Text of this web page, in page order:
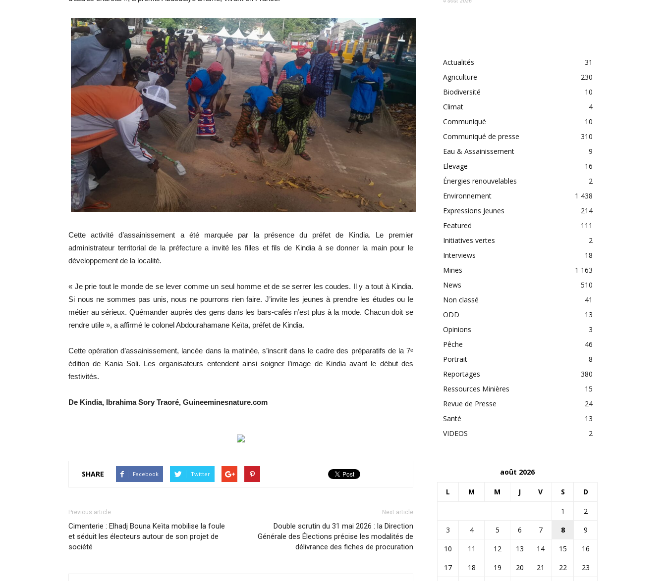
Cette activité d’assainissement a été marquée par la présence du préfet de Kindia. Le premier
administrateur territorial de la préfecture a invité les filles et fils de Kindia à se donner la main pour le
développement de la localité.
« Je prie tout le monde de se lever comme un seul homme et de se serrer les coudes. Il y a tout à Kindia.
Si nous ne sommes pas unis, nous ne pourrons rien faire. J’invite les jeunes à prendre les études ou le
métier au sérieux. Quémander auprès des gens dans les bars-cafés n’est plus à la mode. Chacun doit se
rendre utile », a affirmé le colonel Abdourahamane Keïta, préfet de Kindia.
Cette opération d’assainissement, lancée dans la matinée, s’inscrit dans le cadre des préparatifs de la 7ᵉ
édition de Kania Soli. Les organisateurs entendent ainsi soigner l’image de Kindia avant le début des
festivités.
De Kindia, Ibrahima Sory Traoré, Guineeminesnature.com
SHARE Facebook Twitter
Previous article
Cimenterie : Elhadj Bouna Keïta mobilise la foule
et séduit les électeurs autour de son projet de
société
Next article
Double scrutin du 31 mai 2026 : la Direction
Générale des Élections précise les modalités de
délivrance des fiches de procuration
Actualités
31
Agriculture
230
Biodiversité
10
Climat
4
Communiqué
10
Communiqué de presse
310
Eau & Assainissement
9
Elevage
16
Énergies renouvelables
2
Environnement
1 438
Expressions Jeunes
214
Featured
111
Initiatives vertes
2
Interviews
18
Mines
1 163
News
510
Non classé
41
ODD
13
Opinions
3
Pêche
46
Portrait
8
Reportages
380
Ressources Minières
15
Revue de Presse
24
Santé
13
VIDEOS
2
août 2026
L M M J V S D
1
2
3
4 5 6 7 8
9
10
11 12 13 14 15
16
17
18 19 20 21 22
23